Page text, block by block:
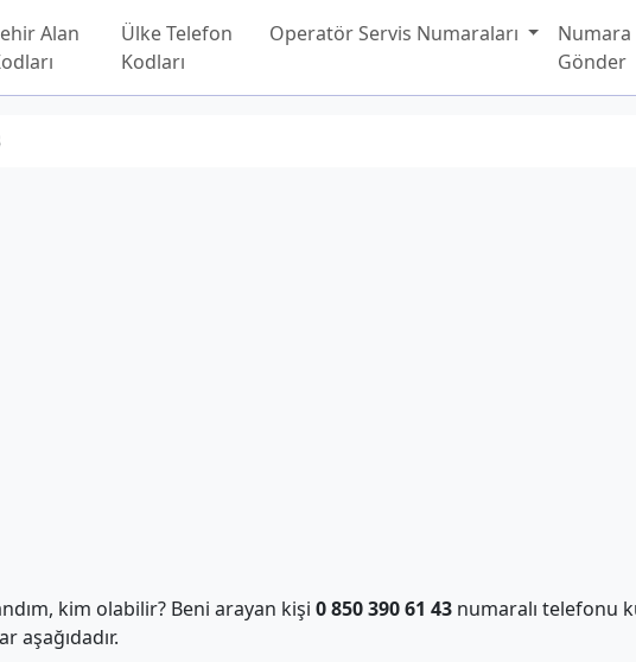
Alan
Ülke Telefon
Kodları
Operatör Servis Numaraları
Numara
Gönder
kim olabilir? Beni arayan kişi 0 850 390 61 43numaralı telefonu
aşağıdadır.